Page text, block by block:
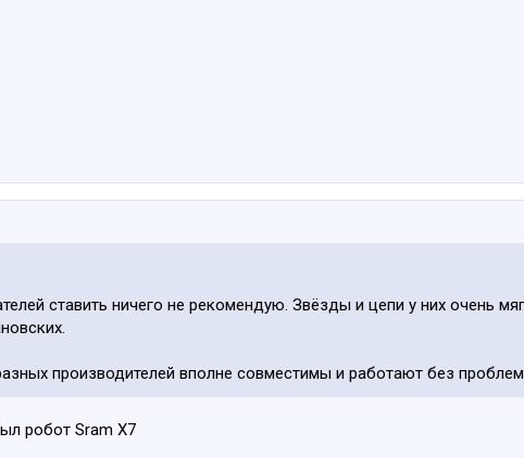
ставить ничего не рекомендую. Звёзды и цепи у них очень
производителей вполне совместимы и работают без
робот Sram X7